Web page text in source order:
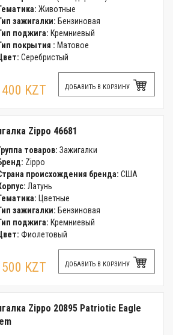
Животные
зажигалки: Бензиновая
поджига: Кремниевый
покрытия : Матовое
Серебристый
KZT ДОБАВИТЬ В КОРЗИНУ
Zippo 46681
товаров: Зажигалки
Zippo
происхождения бренда: США
Латунь
Цветные
зажигалки: Бензиновая
поджига: Кремниевый
Фиолетовый
KZT ДОБАВИТЬ В КОРЗИНУ
Zippo 20895 Patriotic Eagle